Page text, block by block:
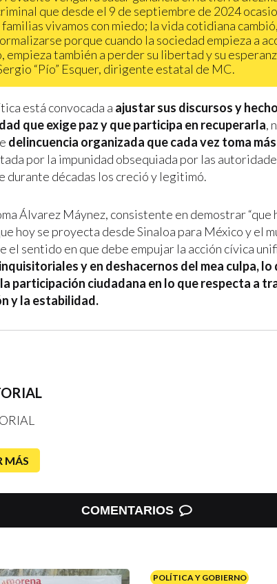
que desde el 9 de septiembre de 2024
familias vivamos con miedo; la vida cotidiana
porque cuando la sociedad empieza a
empieza también a perder su libertad y su
“Pío” Esquer, dirigente estatal de MC.
está convocada a ajustar sus discursos y
que exige paz y que participa en recuperarla,
delincuencia organizada que cada vez toma
por la impunidad obsequiada por las
durante décadas los creció y legitimó.
Álvarez Máynez, consistente en demostrar “que
hoy se proyecta desde Sinaloa para México y el
el sentido en que debe empujar la acción cívica
y en deshacernos del mea culpa, lo
participación ciudadana en lo que respecta a
y la estabilidad.
MÁS
COMENTARIOS
POLÍTICA Y GOBIERNO